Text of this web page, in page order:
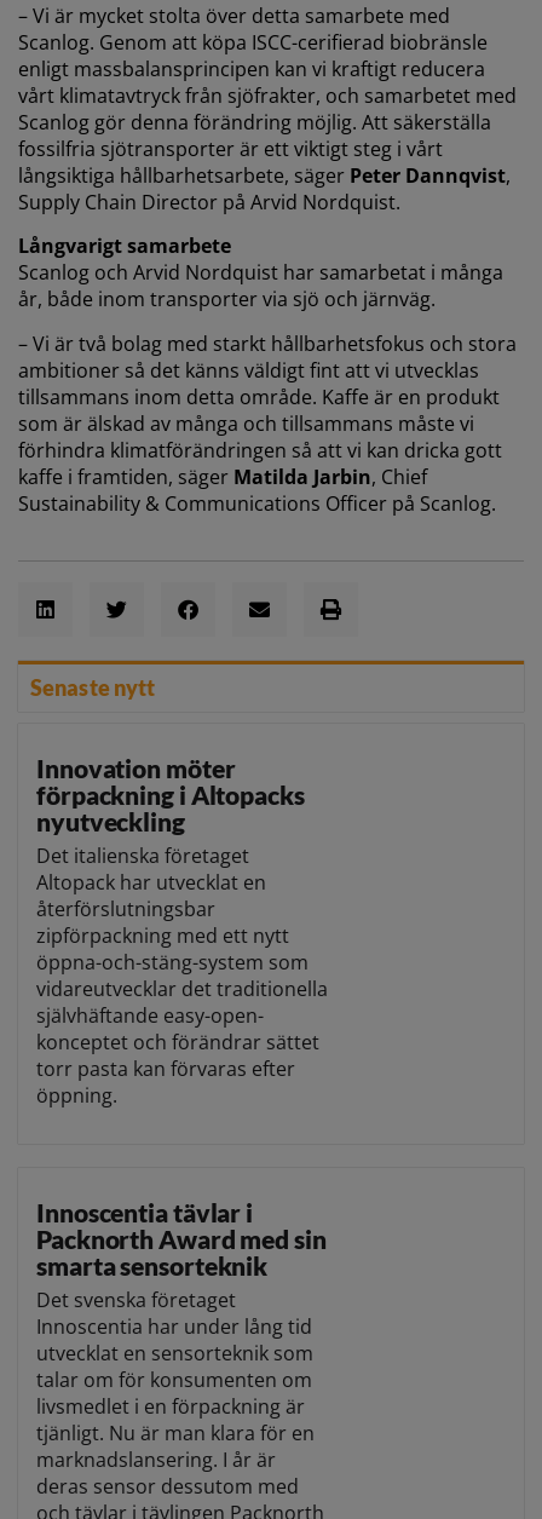
– Vi är mycket stolta över detta samarbete med
Scanlog. Genom att köpa ISCC-cerifierad biobränsle
enligt massbalansprincipen kan vi kraftigt reducera
vårt klimatavtryck från sjöfrakter, och samarbetet med
Scanlog gör denna förändring möjlig. Att säkerställa
fossilfria sjötransporter är ett viktigt steg i vårt
långsiktiga hållbarhetsarbete, säger Peter Dannqvist,
Supply Chain Director på Arvid Nordquist.
Långvarigt samarbete
Scanlog och Arvid Nordquist har samarbetat i många
år, både inom transporter via sjö och järnväg.
– Vi är två bolag med starkt hållbarhetsfokus och stora
ambitioner så det känns väldigt fint att vi utvecklas
tillsammans inom detta område. Kaffe är en produkt
som är älskad av många och tillsammans måste vi
förhindra klimatförändringen så att vi kan dricka gott
kaffe i framtiden, säger Matilda Jarbin, Chief
Sustainability & Communications Officer på Scanlog.
Senaste nytt
Innovation möter
förpackning i Altopacks
nyutveckling
Det italienska företaget
Altopack har utvecklat en
återförslutningsbar
zipförpackning med ett nytt
öppna-och-stäng-system som
vidareutvecklar det traditionella
självhäftande easy-open-
konceptet och förändrar sättet
torr pasta kan förvaras efter
öppning.
Innoscentia tävlar i
Packnorth Award med sin
smarta sensorteknik
Det svenska företaget
Innoscentia har under lång tid
utvecklat en sensorteknik som
talar om för konsumenten om
livsmedlet i en förpackning är
tjänligt. Nu är man klara för en
marknadslansering. I år är
deras sensor dessutom med
och tävlar i tävlingen Packnorth